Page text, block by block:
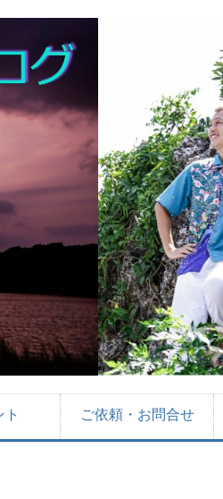
ト ご依頼・お問合せ